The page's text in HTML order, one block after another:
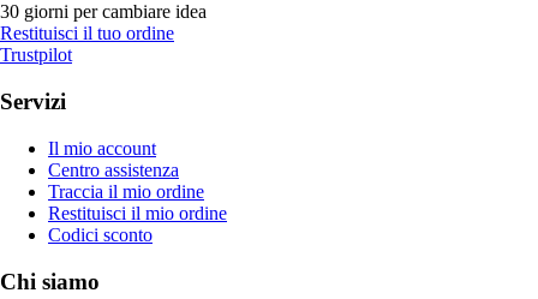
30 giorni per cambiare idea
Restituisci il tuo ordine
Trustpilot
Servizi
Il mio account
Centro assistenza
Traccia il mio ordine
Restituisci il mio ordine
Codici sconto
Chi siamo